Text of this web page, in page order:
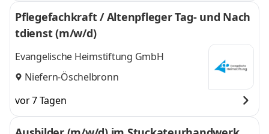
Pflegefachkraft / Altenpfleger Tag- und Nach
tdienst (m/w/d)
Evangelische Heimstiftung GmbH
Niefern-Öschelbronn
vor 7 Tagen